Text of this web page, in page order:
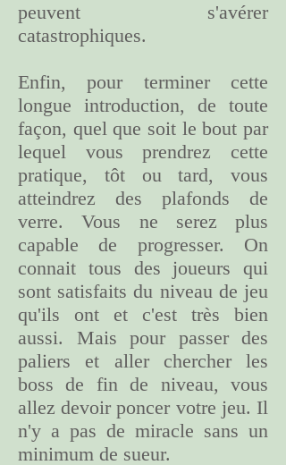
peuvent s'avérer
catastrophiques.
Enfin, pour terminer cette
longue introduction, de toute
façon, quel que soit le bout par
lequel vous prendrez cette
pratique, tôt ou tard, vous
atteindrez des plafonds de
verre. Vous ne serez plus
capable de progresser. On
connait tous des joueurs qui
sont satisfaits du niveau de jeu
qu'ils ont et c'est très bien
aussi. Mais pour passer des
paliers et aller chercher les
boss de fin de niveau, vous
allez devoir poncer votre jeu. Il
n'y a pas de miracle sans un
minimum de sueur.